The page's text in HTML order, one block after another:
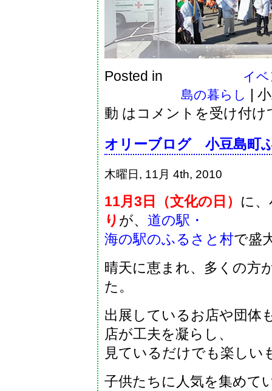
Posted in
イベン
島の暮らし
動 は コメントを受け付け
オリーブログ 小豆島町
木曜日, 11月 4th, 2010
11月3日（文化の日） に
り が、 道の駅・
海の駅のふるさと村で盛
晴天に恵まれ、多くの方
た。
出展しているお店や団体
店が工夫を凝らし、
見ているだけでも楽しい
子供たちに人気を集めて